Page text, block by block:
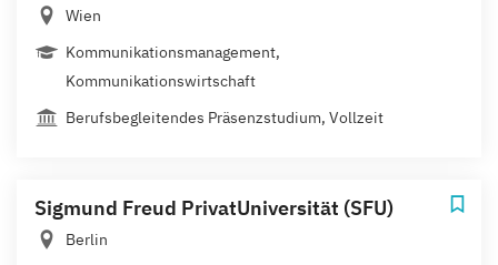
Wien
Kommunikationsmanagement,
Kommunikationswirtschaft
Berufsbegleitendes Präsenzstudium, Vollzeit
Sigmund Freud PrivatUniversität (SFU)
Berlin